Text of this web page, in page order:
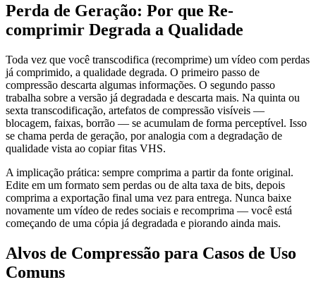
Perda de Geração: Por que Re-
comprimir Degrada a Qualidade
Toda vez que você transcodifica (recomprime) um vídeo com perdas
já comprimido, a qualidade degrada. O primeiro passo de
compressão descarta algumas informações. O segundo passo
trabalha sobre a versão já degradada e descarta mais. Na quinta ou
sexta transcodificação, artefatos de compressão visíveis —
blocagem, faixas, borrão — se acumulam de forma perceptível. Isso
se chama perda de geração, por analogia com a degradação de
qualidade vista ao copiar fitas VHS.
A implicação prática: sempre comprima a partir da fonte original.
Edite em um formato sem perdas ou de alta taxa de bits, depois
comprima a exportação final uma vez para entrega. Nunca baixe
novamente um vídeo de redes sociais e recomprima — você está
começando de uma cópia já degradada e piorando ainda mais.
Alvos de Compressão para Casos de Uso
Comuns